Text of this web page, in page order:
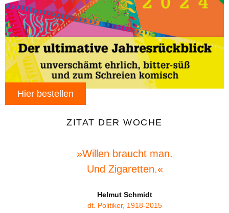
Hier bestellen
ZITAT DER WOCHE
»Willen braucht man.
Und Zigaretten.«
Helmut Schmidt
dt. Politiker, 1918-2015